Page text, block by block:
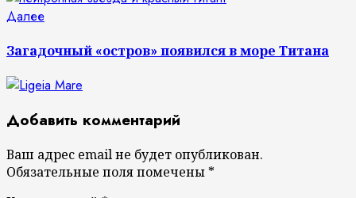
ДалееСледующая
Загадочный «остров» появился в море Титана
Добавить комментарий
Ваш адрес email не будет опубликован.
Обязательные поля помечены *